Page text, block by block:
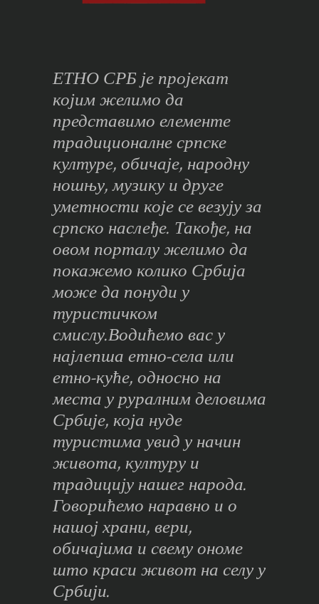
ЕТНО СРБ је пројекат
којим желимо да
представимо елементе
традиционалне српске
културе, обичаје, народну
ношњу, музику и друге
уметности које се везују за
српско наслеђе. Такође, на
овом порталу желимо да
покажемо колико Србија
може да понуди у
туристичком
смислу.Водићемо вас у
најлепша етно-села или
етно-куће, односно на
места у руралним деловима
Србије, која нуде
туристима увид у начин
живота, културу и
традицију нашег народа.
Говорићемо наравно и о
нашој храни, вери,
обичајима и свему ономе
што краси живот на селу у
Србији.